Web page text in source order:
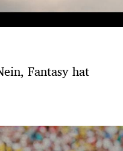
Fantasy hat